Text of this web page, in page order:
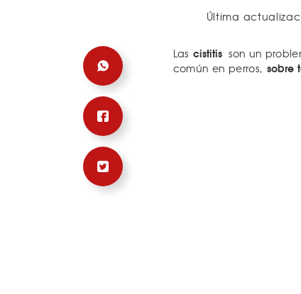
Última
Las cistitis son un
común en perros, sobre